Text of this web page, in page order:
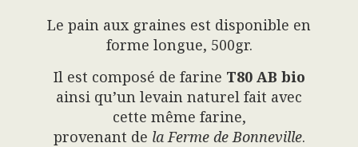
Le pain aux graines est disponible en
forme longue, 500gr.
Il est composé de farine T80 AB bio
ainsi qu’un levain naturel fait avec
cette même farine,
provenant de la Ferme de Bonneville.